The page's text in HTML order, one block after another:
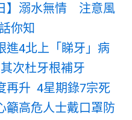
】溺水無情 注意風
你知
進4北上「睇牙」病
次杜牙根補牙
再升 4星期錄7宗死
高危人士戴口罩防